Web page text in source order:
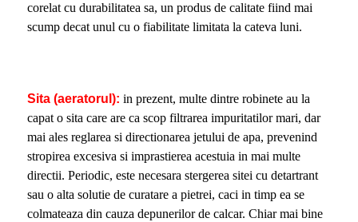
corelat cu durabilitatea sa, un produs de calitate fiind mai
scump decat unul cu o fiabilitate limitata la cateva luni.
Sita (aeratorul): in prezent, multe dintre robinete au la
capat o sita care are ca scop filtrarea impuritatilor mari, dar
mai ales reglarea si directionarea jetului de apa, prevenind
stropirea excesiva si imprastierea acestuia in mai multe
directii. Periodic, este necesara stergerea sitei cu detartrant
sau o alta solutie de curatare a pietrei, caci in timp ea se
colmateaza din cauza depunerilor de calcar. Chiar mai bine